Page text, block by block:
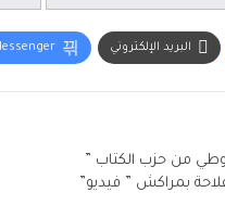
البريد الإلكتروني
من حزب الكتاب ”
بمراكش ” فيديو”